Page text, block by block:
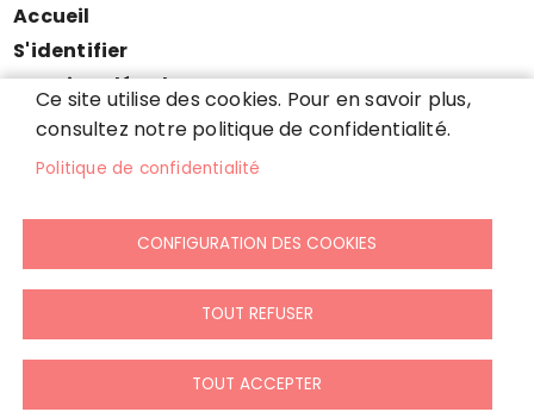
Menu
Pied
de
page
Accueil
S'identifier
Mentions légales
Données personnelles
Contact
Plan du site
Ce site utilise des cookies. Pour en savoir plus,
consultez notre politique de confidentialité.
Politique de confidentialité
CONFIGURATION DES COOKIES
TOUT REFUSER
TOUT ACCEPTER